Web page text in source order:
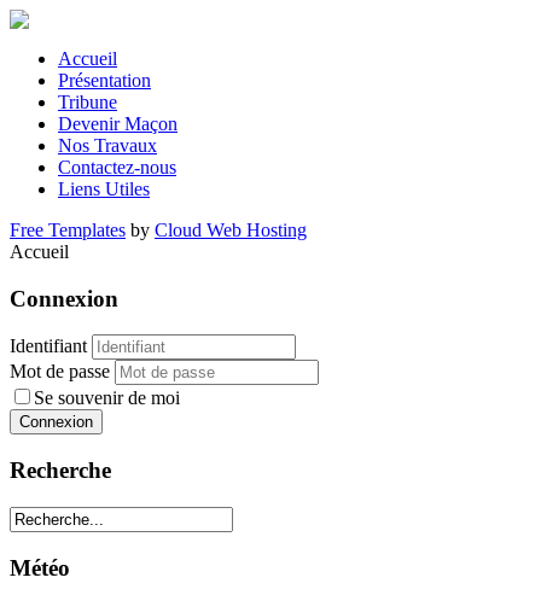
Accueil
Présentation
Tribune
Devenir Maçon
Nos Travaux
Contactez-nous
Liens Utiles
Free Templates by Cloud Web Hosting
Accueil
Connexion
Identifiant
Mot de passe
Se souvenir de moi
Recherche
Météo